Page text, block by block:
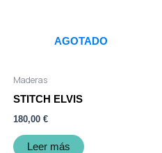
AGOTADO
Maderas
STITCH ELVIS
180,00 €
Leer más